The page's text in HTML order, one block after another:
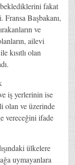
fakat
Başbakanı,
ve
ailevi
kısıtlı olan
iş yerlerinin ise
olan ve üzerinde
vereceğini ifade
ülkelere
uymayanlara